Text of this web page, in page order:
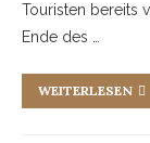
Touristen bereits
Ende des …
WEITERLESEN